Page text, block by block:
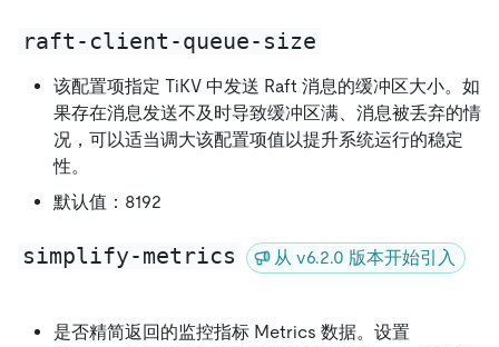
raft-client-queue-size
该配置项指定 TiKV 中发送 Raft 消息的缓冲区大小。如
果存在消息发送不及时导致缓冲区满、消息被丢弃的情
况，可以适当调大该配置项值以提升系统运行的稳定
性。
默认值：8192
simplify-metrics 从 v6.2.0 版本开始引入
是否精简返回的监控指标 Metrics 数据。设置